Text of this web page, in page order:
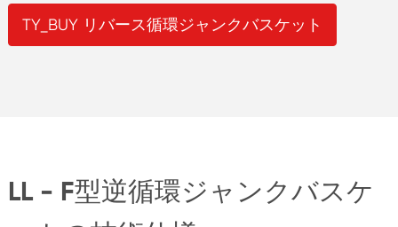
TY_BUY リバース循環ジャンクバスケット
LL - F型逆循環ジャンクバスケ